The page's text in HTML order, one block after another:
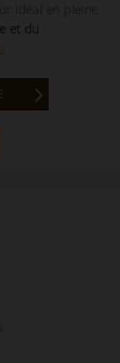
idéal en pleine
et du